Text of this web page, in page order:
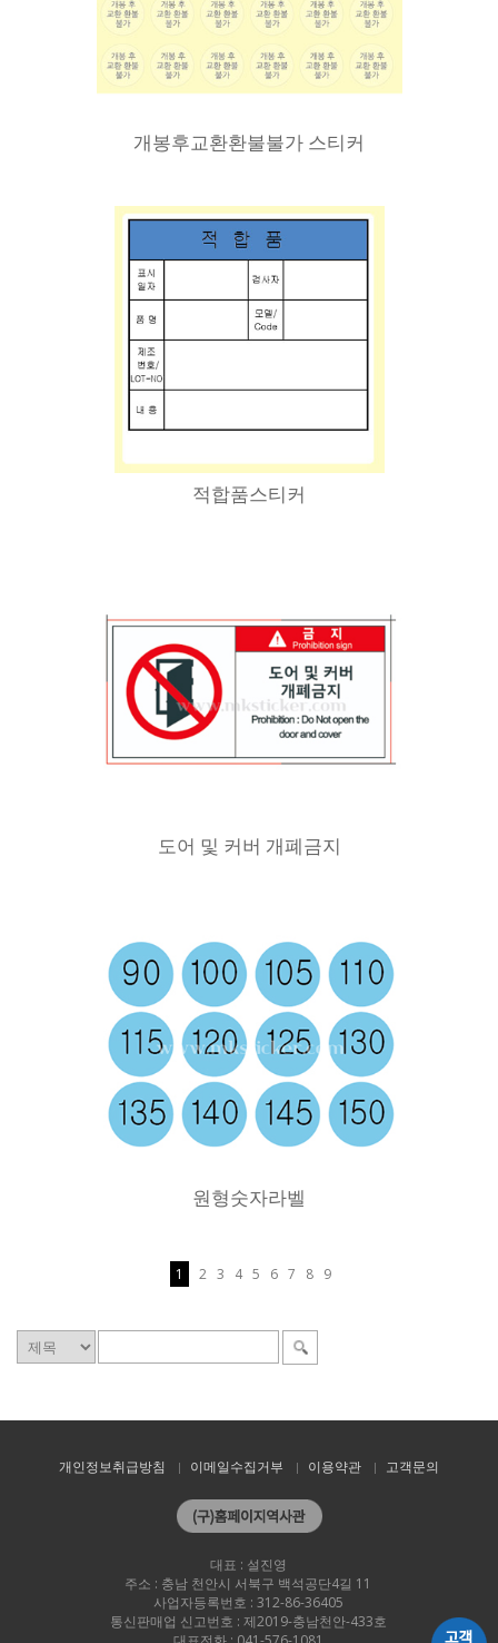
개봉후교환환불불가 스티커
적합품스티커
도어 및 커버 개폐금지
원형숫자라벨
1 2 3 4 5 6 7 8 9
개인정보취급방침 이메일수집거부 이용약관 고객문의
대표 : 설진영
주소 : 충남 천안시 서북구 백석공단4길 11
사업자등록번호 : 312-86-36405
통신판매업 신고번호 : 제2019-충남천안-433호